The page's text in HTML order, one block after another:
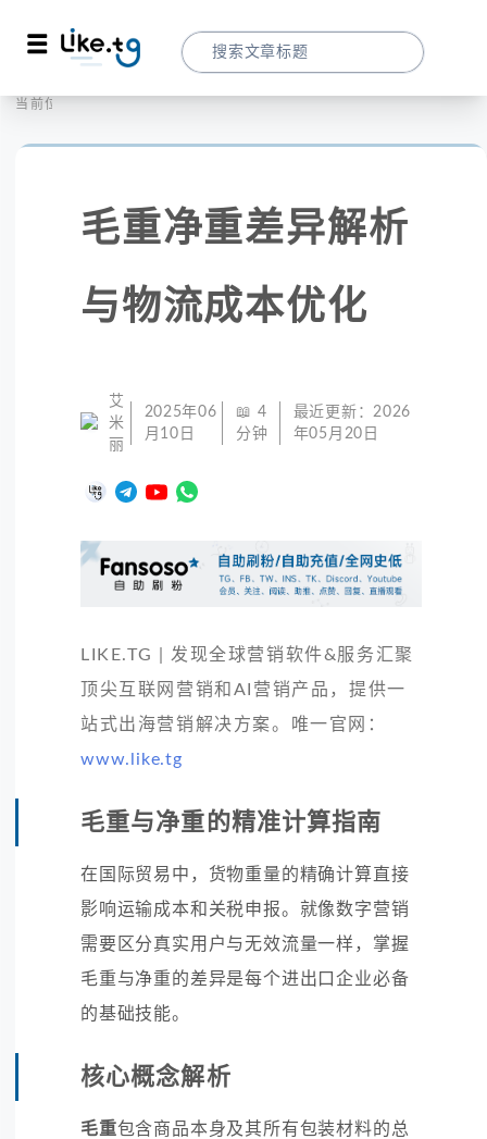
当前位置：
毛重净重差异解析
与物流成本优化
艾
米
丽
2025年06
月10日
📖 4
分钟
最近更新：2026
年05月20日
LIKE.TG | 发现全球营销软件&服务汇聚
顶尖互联网营销和AI营销产品，提供一
站式出海营销解决方案。唯一官网：
www.like.tg
毛重与净重的精准计算指南
在国际贸易中，货物重量的精确计算直接
影响运输成本和关税申报。就像数字营销
需要区分真实用户与无效流量一样，掌握
毛重与净重的差异是每个进出口企业必备
的基础技能。
核心概念解析
毛重包含商品本身及其所有包装材料的总